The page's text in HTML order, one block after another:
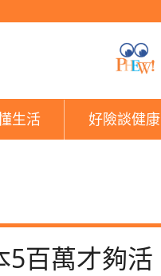
生活 好險談健康
5百萬才夠活